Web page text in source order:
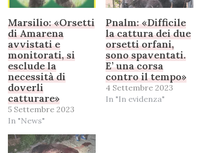
Marsilio: «Orsetti
di Amarena
avvistati e
monitorati, si
esclude la
necessità di
doverli
catturare»
5 Settembre 2023
In "News"
Pnalm: «Difficile
la cattura dei due
orsetti orfani,
sono spaventati.
E’ una corsa
contro il tempo»
4 Settembre 2023
In "In evidenza"